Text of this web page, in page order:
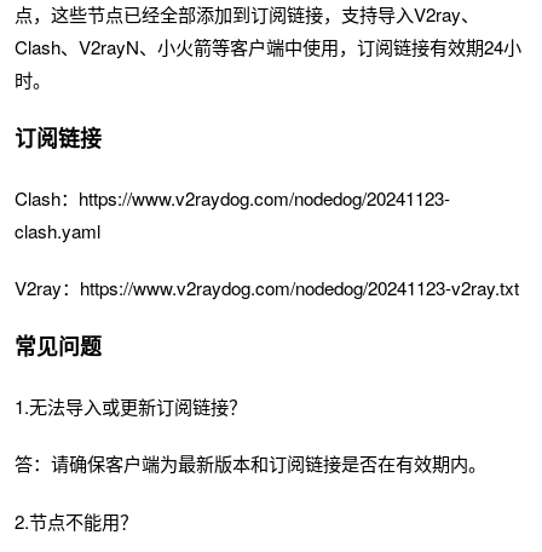
点，这些节点已经全部添加到订阅链接，支持导入V2ray、
Clash、V2rayN、小火箭等客户端中使用，订阅链接有效期24小
时。
订阅链接
Clash：https://www.v2raydog.com/nodedog/20241123-
clash.yaml
V2ray：https://www.v2raydog.com/nodedog/20241123-v2ray.txt
常见问题
1.无法导入或更新订阅链接？
答：请确保客户端为最新版本和订阅链接是否在有效期内。
2.节点不能用？